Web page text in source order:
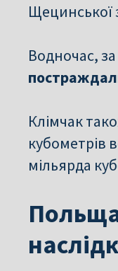
Щецинської
Водночас,
Клімчак
кубометрів
мільярда
Польща